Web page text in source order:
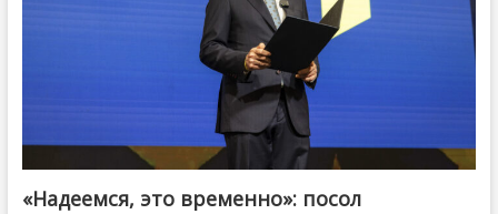
«Надеемся, это временно»: посол